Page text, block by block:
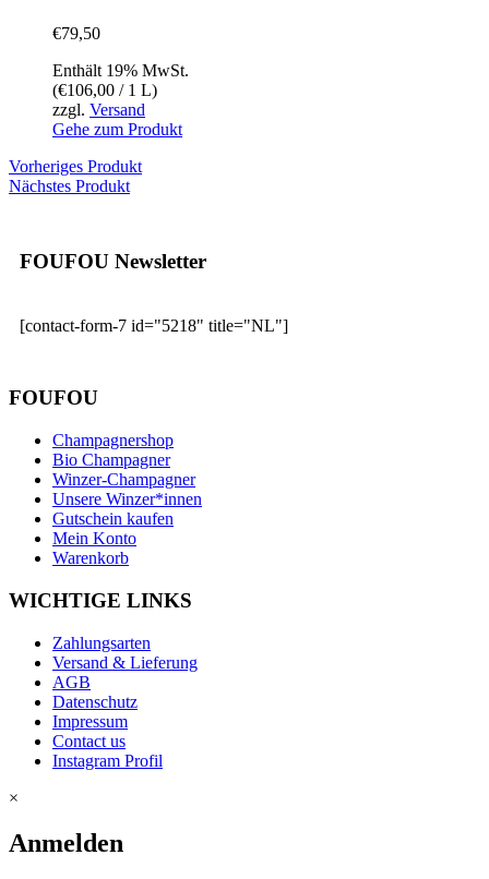
€79,50
Enthält 19% MwSt.
(€106,00 / 1 L)
zzgl. Versand
Gehe zum Produkt
Vorheriges Produkt
Nächstes Produkt
FOUFOU Newsletter
[contact-form-7 id="5218" title="NL"]
FOUFOU
Champagnershop
Bio Champagner
Winzer-Champagner
Unsere Winzer*innen
Gutschein kaufen
Mein Konto
Warenkorb
WICHTIGE LINKS
Zahlungsarten
Versand & Lieferung
AGB
Datenschutz
Impressum
Contact us
Instagram Profil
×
Anmelden